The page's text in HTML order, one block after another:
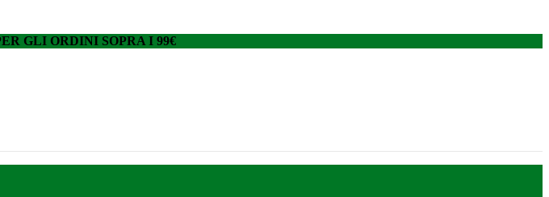
GLI ORDINI SOPRA I 99€